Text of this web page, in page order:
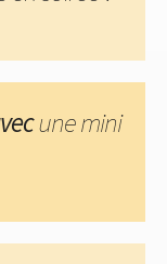
une mini